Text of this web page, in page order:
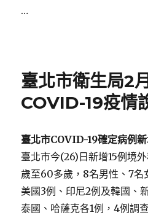
…
臺北市衛生局2
COVID-19疫情
臺北市COVID-19確定病例
臺北市今(26)日新增15例境
歲至60多歲，8名男性、7名
美國3例、印尼2例及韓國、
泰國、哈薩克各1例，4例調